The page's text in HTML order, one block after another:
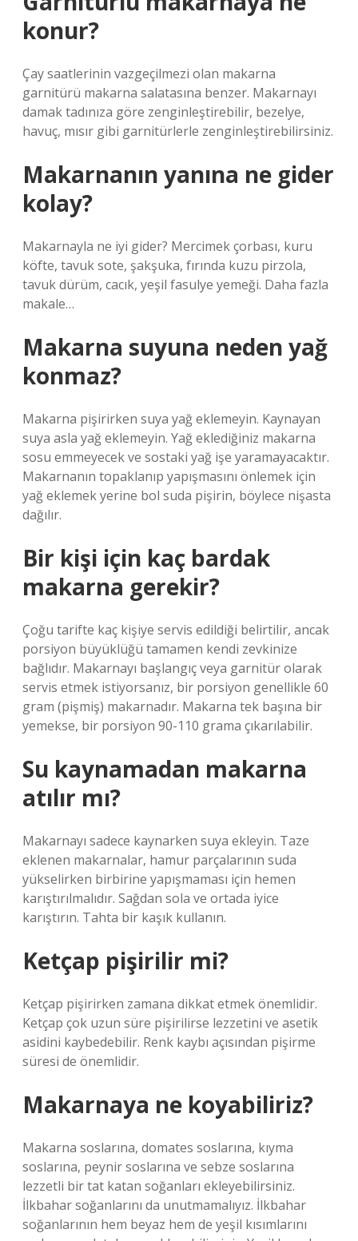
konur?
Çay saatlerinin vazgeçilmezi olan makarna
garnitürü makarna salatasına benzer. Makarnayı
damak tadınıza göre zenginleştirebilir, bezelye,
havuç, mısır gibi garnitürlerle zenginleştirebilirsiniz.
Makarnanın yanına ne gider
kolay?
Makarnayla ne iyi gider? Mercimek çorbası, kuru
köfte, tavuk sote, şakşuka, fırında kuzu pirzola,
tavuk dürüm, cacık, yeşil fasulye yemeği. Daha fazla
makale…
Makarna suyuna neden yağ
konmaz?
Makarna pişirirken suya yağ eklemeyin. Kaynayan
suya asla yağ eklemeyin. Yağ eklediğiniz makarna
sosu emmeyecek ve sostaki yağ işe yaramayacaktır.
Makarnanın topaklanıp yapışmasını önlemek için
yağ eklemek yerine bol suda pişirin, böylece nişasta
dağılır.
Bir kişi için kaç bardak
makarna gerekir?
Çoğu tarifte kaç kişiye servis edildiği belirtilir, ancak
porsiyon büyüklüğü tamamen kendi zevkinize
bağlıdır. Makarnayı başlangıç ​​veya garnitür olarak
servis etmek istiyorsanız, bir porsiyon genellikle 60
gram (pişmiş) makarnadır. Makarna tek başına bir
yemekse, bir porsiyon 90-110 grama çıkarılabilir.
Su kaynamadan makarna
atılır mı?
Makarnayı sadece kaynarken suya ekleyin. Taze
eklenen makarnalar, hamur parçalarının suda
yükselirken birbirine yapışmaması için hemen
karıştırılmalıdır. Sağdan sola ve ortada iyice
karıştırın. Tahta bir kaşık kullanın.
Ketçap pişirilir mi?
Ketçap pişirirken zamana dikkat etmek önemlidir.
Ketçap çok uzun süre pişirilirse lezzetini ve asetik
asidini kaybedebilir. Renk kaybı açısından pişirme
süresi de önemlidir.
Makarnaya ne koyabiliriz?
Makarna soslarına, domates soslarına, kıyma
soslarına, peynir soslarına ve sebze soslarına
lezzetli bir tat katan soğanları ekleyebilirsiniz.
İlkbahar soğanlarını da unutmamalıyız. İlkbahar
soğanlarının hem beyaz hem de yeşil kısımlarını